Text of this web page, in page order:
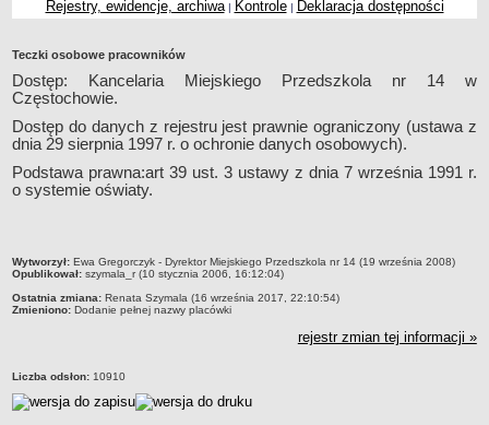
Techniczne Zakłady Naukowe
Przedszkola Miejskie
ARCHIWUM SZKÓŁ I PLACÓWEK
Zlikwidowane gimnazja
Przekształcone szkoły i placówki
Wielofunkcyjna Placówka
SPECJALNE OŚRODKI SZKOLNO-WYCHOWAWCZE
BURSA MIEJSKA
Statut
Godziny dyżurów
Ogłoszenie
Rejestry, ewidencje, archiwa| Kontrole| Deklaracja dostępności
Teczki osobowe pracowników
Dostęp: Kancelaria Miejskiego Przedszkola nr 14 w
Częstochowie.
Dostęp do danych z rejestru jest prawnie ograniczony (ustawa z
dnia 29 sierpnia 1997 r. o ochronie danych osobowych).
Podstawa prawna:art 39 ust. 3 ustawy z dnia 7 września 1991 r.
o systemie oświaty.
metryczka
Wytworzył: Ewa Gregorczyk - Dyrektor Miejskiego Przedszkola nr 14 (19 września 2008)
Opublikował: szymala_r (10 stycznia 2006, 16:12:04)
Ostatnia zmiana: Renata Szymala (16 września 2017, 22:10:54)
Zmieniono: Dodanie pełnej nazwy placówki
rejestr zmian tej informacji »
Liczba odsłon: 10910